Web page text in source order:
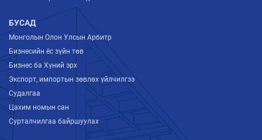
БУСАД
Монголын Олон Улсын Арбитр
Бизнесийн ёс зүйн төв
Бизнес ба Хүний эрх
Экспорт, импортын зөвлөх үйлчилгээ
Судалгаа
Цахим номын сан
Сурталчилгаа байршуулах